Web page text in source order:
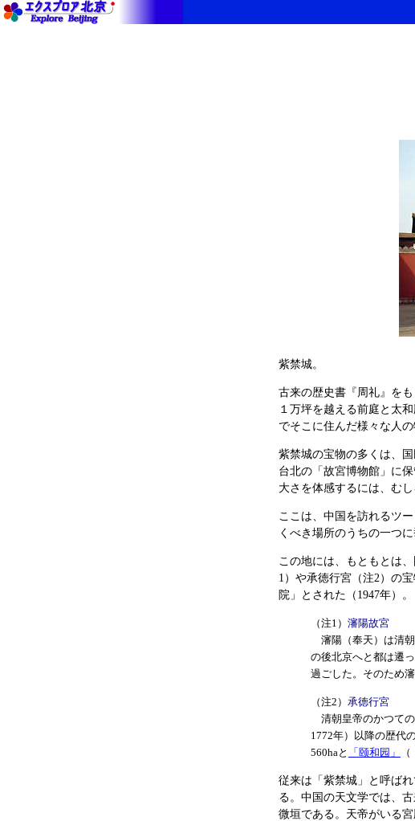
紫禁城。
古来の歴史書『周礼』を
１万坪を越える前庭と太
でそこに住んだ様々な人
紫禁城の宝物の多くは、
台北の「故宮博物館」に
大さを体感するには、む
ここは、中国を訪れるツ
くべき場所のうちの一つ
この地には、もともとは
1）や承徳行宮（注2）の
院」とされた（1947年）。
（注1） 瀋陽故宮
瀋陽（奉天）は清
の後北京へと都は遷
過ごした。そのため
（注2） 承徳行宮
清朝皇帝のかつての
1772年）以降の歴代
560haと
「颐和园」
従来は「紫禁城」と呼ば
る。中国の天文学では、
微垣である。天帝がいる